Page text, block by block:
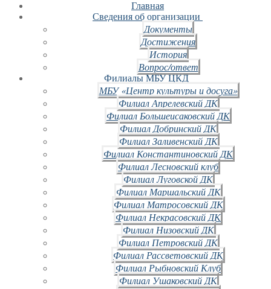
Главная
Сведения об организации
Документы
Достижения
История
Вопрос/ответ
Филиалы МБУ ЦКД
МБУ «Центр культуры и досуга»
Филиал Апрелевский ДК
Филиал Большеисаковский ДК
Филиал Добринский ДК
Филиал Заливенский ДК
Филиал Константиновский ДК
Филиал Лесновский клуб
Филиал Луговской ДК
Филиал Маршальский ДК
Филиал Матросовский ДК
Филиал Некрасовский ДК
Филиал Низовский ДК
Филиал Петровский ДК
Филиал Рассветовский ДК
Филиал Рыбновский Клуб
Филиал Ушаковский ДК